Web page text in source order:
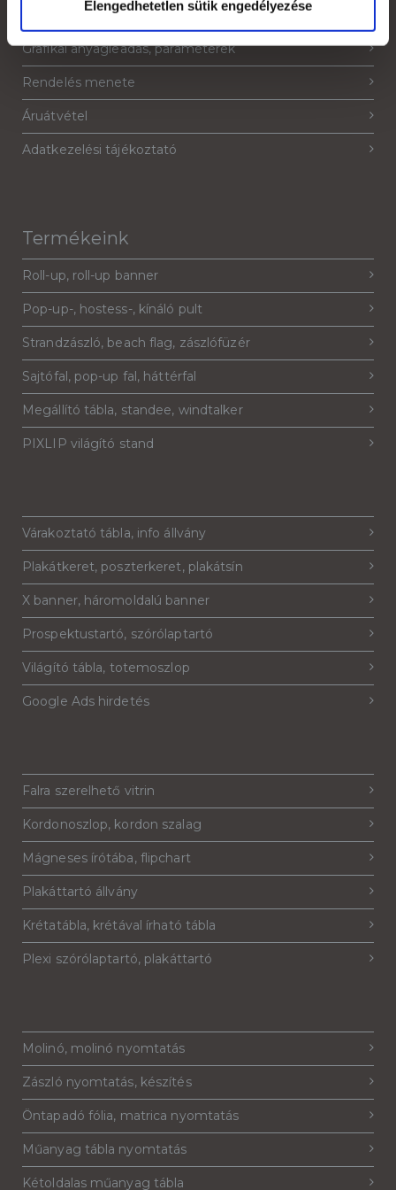
Elengedhetetlen sütik engedélyezése
Jogi nyilatkozat
Grafikai anyagleadás, paraméterek
Rendelés menete
Áruátvétel
Adatkezelési tájékoztató
Termékeink
Roll-up, roll-up banner
Pop-up-, hostess-, kínáló pult
Strandzászló, beach flag, zászlófüzér
Sajtófal, pop-up fal, háttérfal
Megállító tábla, standee, windtalker
PIXLIP világító stand
Várakoztató tábla, info állvány
Plakátkeret, poszterkeret, plakátsín
X banner, háromoldalú banner
Prospektustartó, szórólaptartó
Világító tábla, totemoszlop
Google Ads hirdetés
Falra szerelhető vitrin
Kordonoszlop, kordon szalag
Mágneses írótába, flipchart
Plakáttartó állvány
Krétatábla, krétával írható tábla
Plexi szórólaptartó, plakáttartó
Molinó, molinó nyomtatás
Zászló nyomtatás, készítés
Öntapadó fólia, matrica nyomtatás
Műanyag tábla nyomtatás
Kétoldalas műanyag tábla